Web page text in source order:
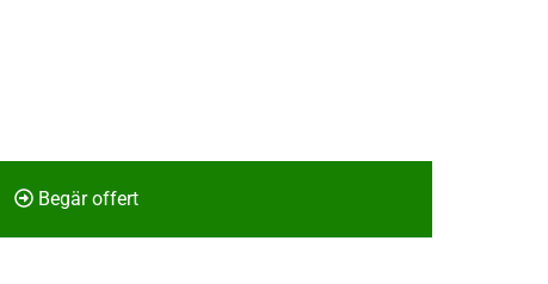
Begär offert